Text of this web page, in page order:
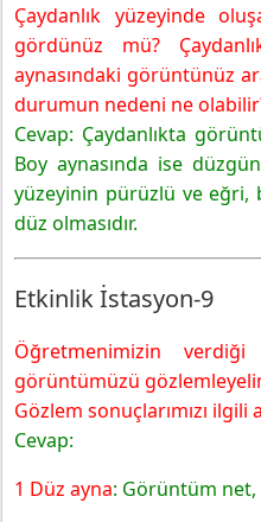
Değerlendirme
6. Sınıf Fen Bilimleri
MEB Yayınları
Etkinlik İstasyonu-11
Sorular
6. Sınıf Fen Bilimleri
MEB Yayınları
Köprü İstasyonu
Pekiştirme İstasyonu-4
MEB Yayınları
Pekiştirme İstasyonu-5
6. Sınıf Fen Bilimleri
MEB Yayınları
Çaydanlık yüzeyinde
gördünüz mü?
aynasındaki görüntünüz
durumun nedeni ne
Cevap: Çaydanlıkta
Boy aynasında ise
yüzeyinin pürüzlü ve eğri,
düz olmasıdır.
Etkinlik İstasyon-9
Öğretmenimizin
görüntümüzü
Gözlem sonuçlarımızı
Cevap:
1 Düz ayna: Görüntüm